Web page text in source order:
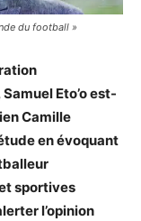
du football »
Eto’o est-
Camille
en évoquant
sportives
l’opinion